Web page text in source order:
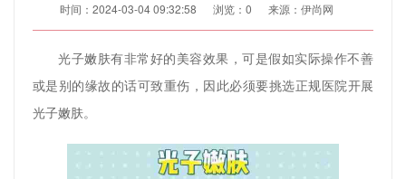
时间：2024-03-04 09:32:58 浏览： 0 来源：伊尚网
光子嫩肤有非常好的美容效果，可是假如实际操作不善
或是别的缘故的话可致重伤，因此必须要挑选正规医院开展
光子嫩肤。